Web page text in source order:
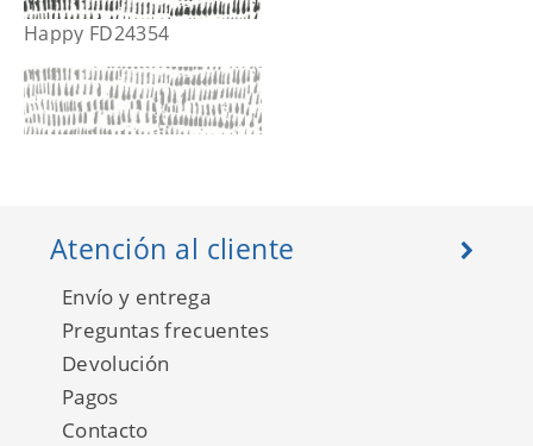
Happy FD24354
Happy FD24355
Atención al cliente
Envío y entrega
Preguntas frecuentes
Devolución
Pagos
Contacto